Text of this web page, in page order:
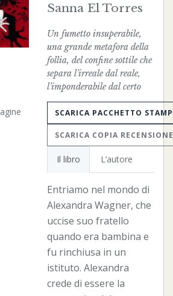
Sanna El Torres
Un fumetto insuperabile,
una grande metafora della
follia, del confine sottile che
separa l’irreale dal reale,
l’imponderabile dal certo
SCARICA PACCHETTO
SCARICA COPIA RECENSIONE
Il libro L’autore
Entriamo nel mondo di
Alexandra Wagner, che
uccise suo fratello
quando era bambina e
fu rinchiusa in un
istituto. Alexandra
crede di essere la